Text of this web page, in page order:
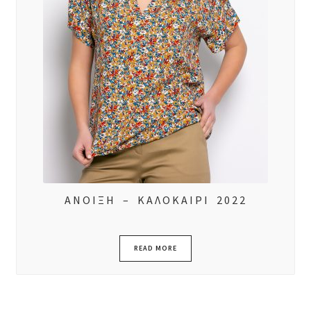
ΑΝΟΙΞΗ – ΚΑΛΟΚΑΙΡΙ 2022
READ MORE